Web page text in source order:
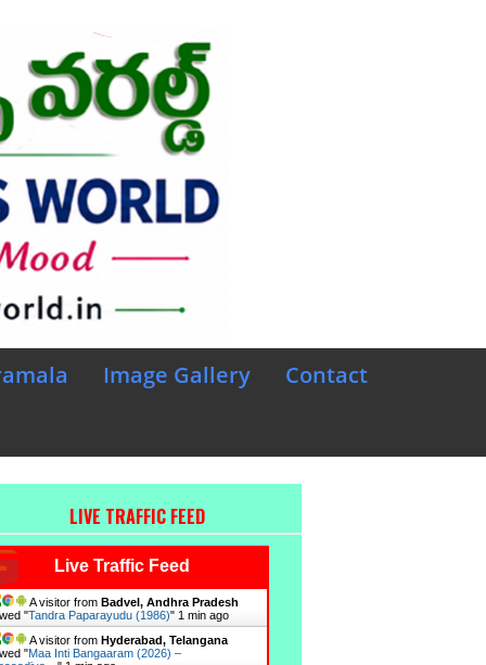
Image Gallery Contact
LIVE TRAFFIC FEED
Live Traffic Feed
A visitor from Badvel, Andhra Pradesh
"Tandra Paparayudu (1986)" 1 min ago
A visitor from Hyderabad, Telangana
"Maa Inti Bangaaram (2026) –